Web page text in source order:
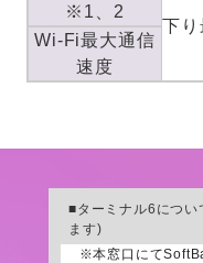
※1、2
下
Wi-Fi最大通信
速度
■ターミナル6につい
ます)
※本窓口にて